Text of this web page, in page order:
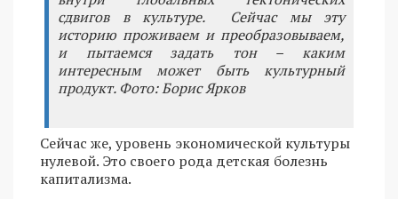
сдвигов в культуре. Сейчас мы эту
историю проживаем и преобразовываем,
и пытаемся задать тон – каким
интересным может быть культурный
продукт. Фото: Борис Ярков
Сейчас же, уровень экономической культуры
нулевой. Это своего рода детская болезнь
капитализма.